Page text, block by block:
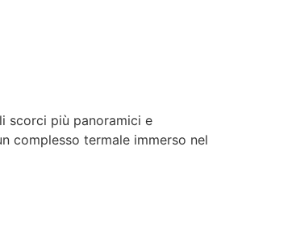
scorci più panoramici e
complesso termale immerso nel